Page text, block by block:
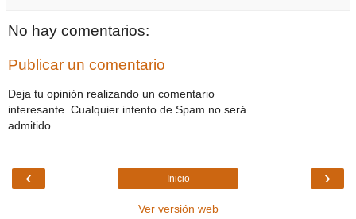
No hay comentarios:
Publicar un comentario
Deja tu opinión realizando un comentario
interesante. Cualquier intento de Spam no será
admitido.
‹ ›
Inicio
Ver versión web